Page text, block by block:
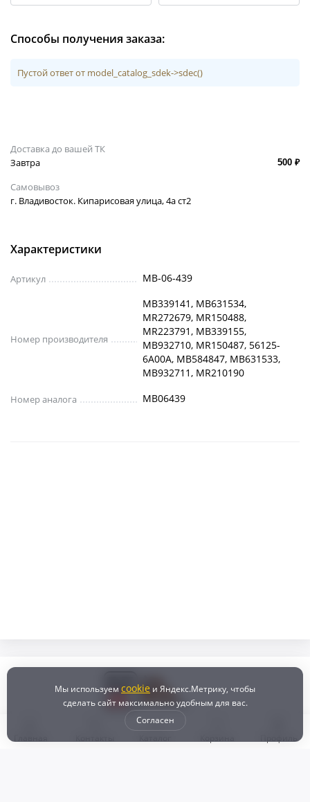
Способы получения заказа:
Пустой ответ от model_catalog_sdek->sdec()
Доставка до вашей ТК
Завтра
500 ₽
Самовывоз
г. Владивосток. Кипарисовая улица, 4а ст2
Характеристики
Артикул MB-06-439
Номер производителя
MB339141, MB631534,
MR272679, MR150488,
MR223791, MB339155,
MB932710, MR150487, 56125-
6A00A, MB584847, MB631533,
MB932711, MR210190
Номер аналога MB06439
Мы используем cookie и Яндекс.Метрику, чтобы
сделать сайт максимально удобным для вас.
Согласен